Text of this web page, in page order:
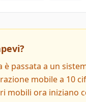
è passata a un
mobile a 10
mobili ora iniziano